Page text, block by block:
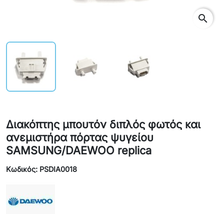
search
Διακόπτης μπουτόν διπλός φωτός και
ανεμιστήρα πόρτας ψυγείου
SAMSUNG/DAEWOO replica
Κωδικός: PSDIA0018